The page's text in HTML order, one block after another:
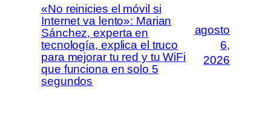
«No reinicies el móvil si
Internet va lento»: Marian
Sánchez, experta en
tecnología, explica el truco
para mejorar tu red y tu WiFi
que funciona en solo 5
segundos
agosto
6,
2026